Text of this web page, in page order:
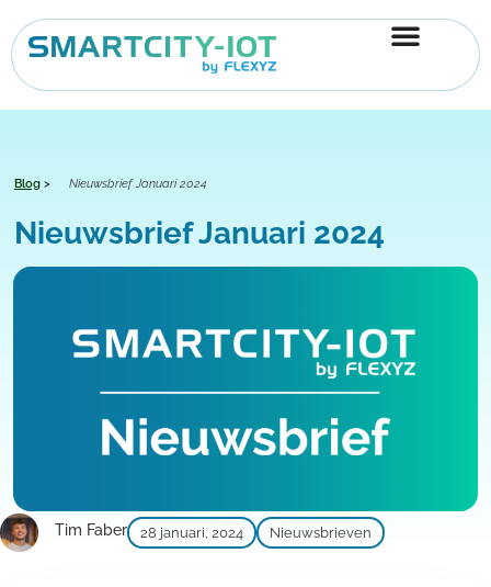
naar
de
inhoud
Blog > Nieuwsbrief Januari 2024
Nieuwsbrief Januari 2024
Tim Faber 28 januari, 2024 Nieuwsbrieven